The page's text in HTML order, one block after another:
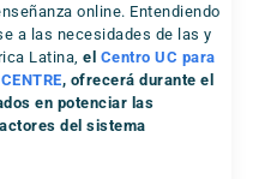
online. Entendiendo
a las necesidades de las y
Latina,el Centro UC para
, ofrecerá durante el
en potenciar las
del sistema